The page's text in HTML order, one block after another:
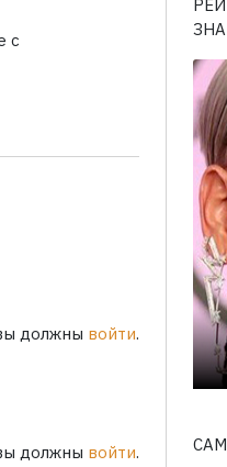
с
должны войти.
должны войти.